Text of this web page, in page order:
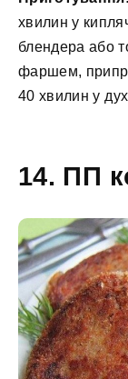
хвилин у
блендера або
фаршем,
40 хвилин у
14. ПП